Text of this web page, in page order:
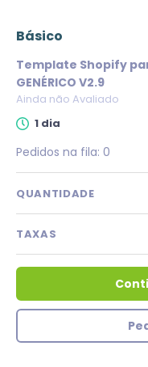
básico
Template Shopify
GENÉRICO V2.9
Ainda não Avaliado
1 dia
Pedidos na fila: 0
QUANTIDADE
TAXAS